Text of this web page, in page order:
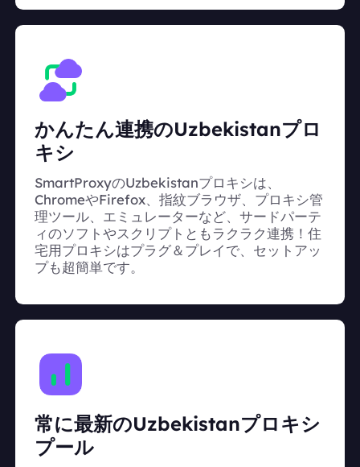
かんたん連携のUzbekistanプロ
キシ
SmartProxyのUzbekistanプロキシは、
ChromeやFirefox、指紋ブラウザ、プロキシ管
理ツール、エミュレーターなど、サードパーテ
ィのソフトやスクリプトともラクラク連携！住
宅用プロキシはプラグ＆プレイで、セットアッ
プも超簡単です。
常に最新のUzbekistanプロキシ
プール